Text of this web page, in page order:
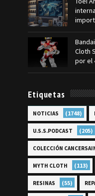
Cloth
por el
Etiquetas
NOTICIAS (1748)
U.S.S.PODCAST (205)
COLECCIÓN
MYTH CLOTH (113)
RESINAS (55)